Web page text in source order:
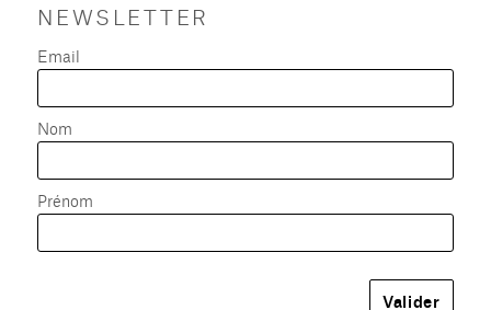
NEWSLETTER
Email
Nom
Prénom